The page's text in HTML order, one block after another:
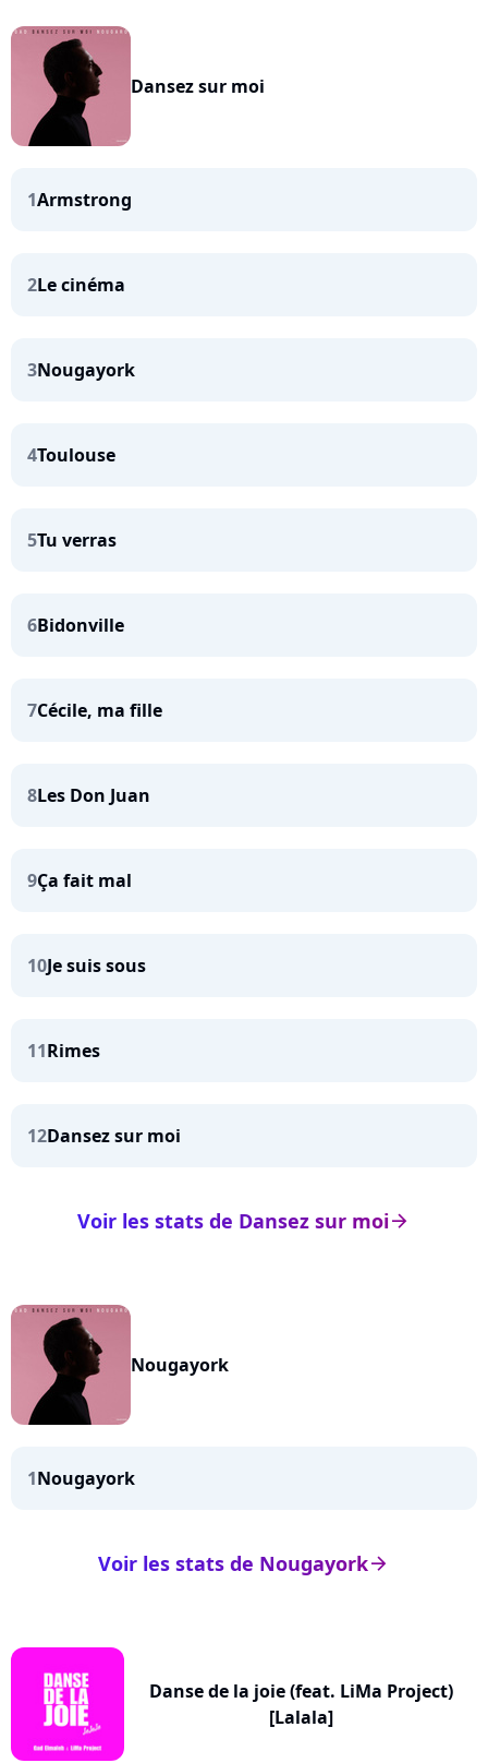
Dansez sur moi
1Armstrong
2Le cinéma
3Nougayork
4Toulouse
5Tu verras
6Bidonville
7Cécile, ma fille
8Les Don Juan
9Ça fait mal
10Je suis sous
11Rimes
12Dansez sur moi
arrow_right
Voir les stats de Dansez sur moi
Nougayork
1Nougayork
arrow_right
Voir les stats de Nougayork
Danse de la joie (feat. LiMa Project)
[Lalala]